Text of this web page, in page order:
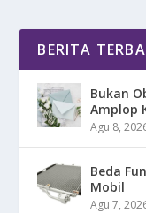
BERITA
Bukan
Amplop
Agu 8,
Beda
Mobil
Agu 7,